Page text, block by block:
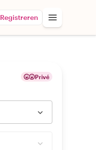
Registreren
Privé